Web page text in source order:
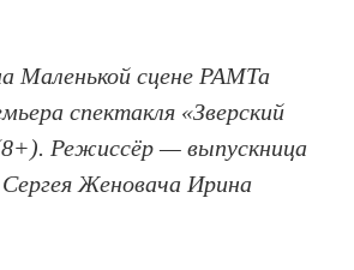
Маленькой сцене РАМТа
спектакля «Зверский
Режиссёр — выпускница
Женовача Ирина